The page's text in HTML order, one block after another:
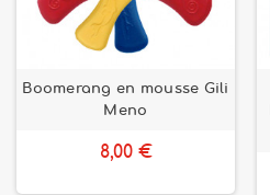
Boomerang en mousse Gili
Meno
8,00 €